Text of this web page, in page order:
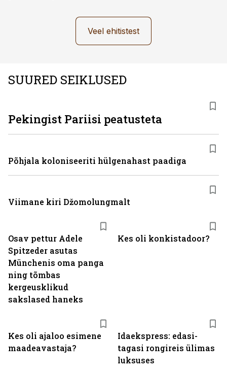
Veel ehitistest
SUURED SEIKLUSED
Osav pettur Adele
Spitzeder asutas
Münchenis oma panga
ning tõmbas
kergeusklikud
sakslased haneks
Kes oli konkistadoor?
Kes oli ajaloo esimene
maadeavastaja?
Idaekspress: edasi-
tagasi rongireis ülimas
luksuses
Pekingist Pariisi peatusteta
Põhjala koloniseeriti hülgenahast paadiga
Viimane kiri Džomolungmalt